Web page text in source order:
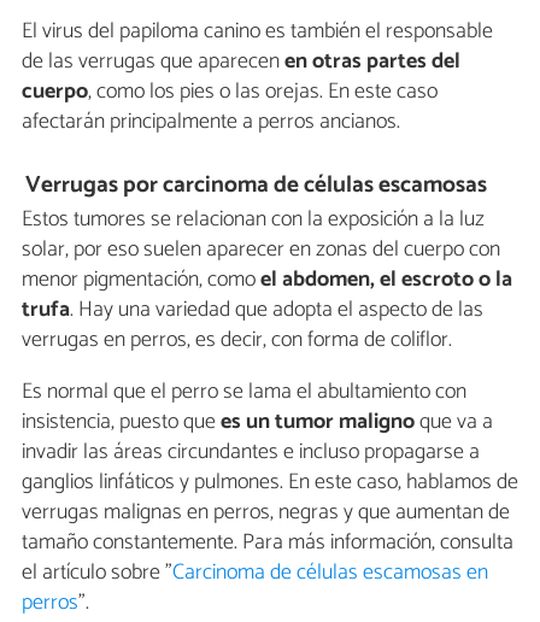
El virus del papiloma canino es también el responsable
de las verrugas que aparecenen otras partes del
cuerpo, como los pies o las orejas. En este caso
afectarán principalmente a perros ancianos.
Verrugas por carcinoma de células escamosas
Estos tumores se relacionan con la exposición a la luz
solar, por eso suelen aparecer en zonas del cuerpo con
menor pigmentación, comoel abdomen, el escroto o la
trufa. Hay una variedad que adopta el aspecto de las
verrugas en perros, es decir, con forma de coliflor.
Es normal que el perro se lama el abultamiento con
insistencia, puesto quees un tumor malignoque va a
invadir las áreas circundantes e incluso propagarse a
ganglios linfáticos y pulmones. En este caso, hablamos de
verrugas malignas en perros, negras y que aumentan de
tamaño constantemente. Para más información, consulta
el artículo sobre "Carcinoma de células escamosas en
perros".